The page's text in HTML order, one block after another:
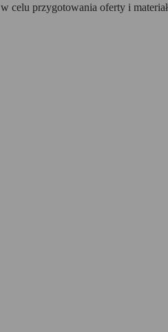
celu przygotowania oferty i